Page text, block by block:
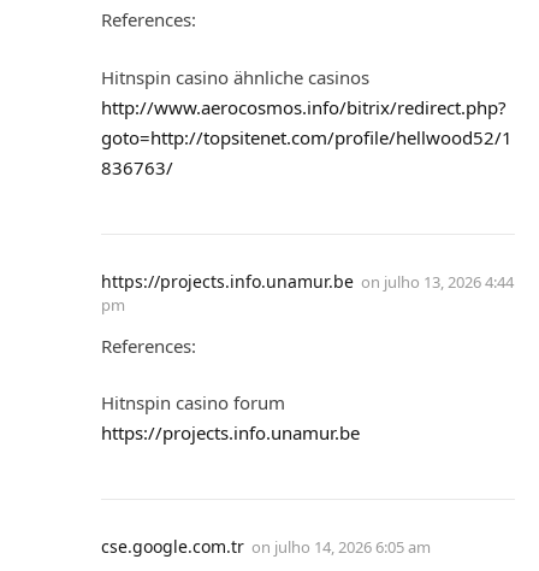
References:
Hitnspin casino ähnliche casinos
http://www.aerocosmos.info/bitrix/redirect.php?
goto=http://topsitenet.com/profile/hellwood52/1
836763/
https://projects.info.unamur.be on julho 13, 2026 4:44
pm
References:
Hitnspin casino forum
https://projects.info.unamur.be
cse.google.com.tr on julho 14, 2026 6:05 am